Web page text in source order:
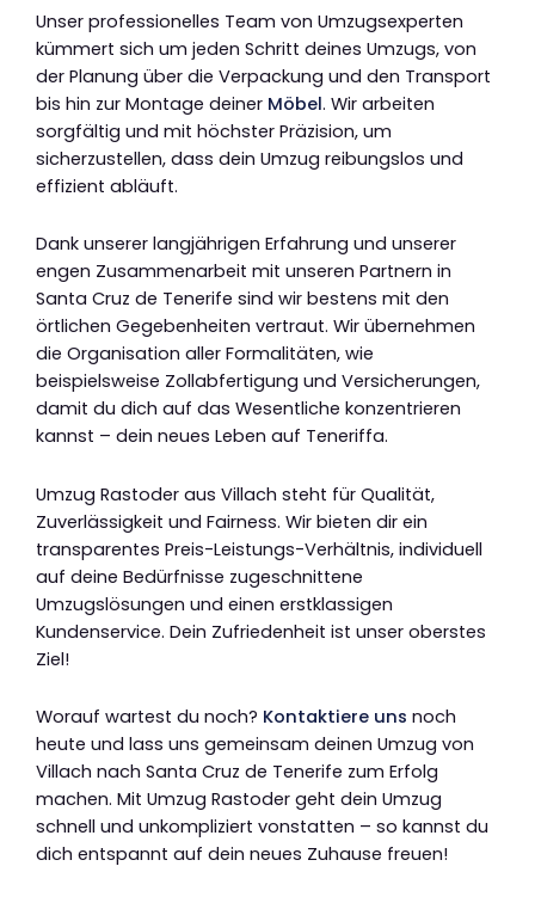
Unser professionelles Team von Umzugsexperten
kümmert sich um jeden Schritt deines Umzugs, von
der Planung über die Verpackung und den Transport
bis hin zur Montage deiner Möbel. Wir arbeiten
sorgfältig und mit höchster Präzision, um
sicherzustellen, dass dein Umzug reibungslos und
effizient abläuft.
Dank unserer langjährigen Erfahrung und unserer
engen Zusammenarbeit mit unseren Partnern in
Santa Cruz de Tenerife sind wir bestens mit den
örtlichen Gegebenheiten vertraut. Wir übernehmen
die Organisation aller Formalitäten, wie
beispielsweise Zollabfertigung und Versicherungen,
damit du dich auf das Wesentliche konzentrieren
kannst – dein neues Leben auf Teneriffa.
Umzug Rastoder aus Villach steht für Qualität,
Zuverlässigkeit und Fairness. Wir bieten dir ein
transparentes Preis-Leistungs-Verhältnis, individuell
auf deine Bedürfnisse zugeschnittene
Umzugslösungen und einen erstklassigen
Kundenservice. Dein Zufriedenheit ist unser oberstes
Ziel!
Worauf wartest du noch? Kontaktiere uns noch
heute und lass uns gemeinsam deinen Umzug von
Villach nach Santa Cruz de Tenerife zum Erfolg
machen. Mit Umzug Rastoder geht dein Umzug
schnell und unkompliziert vonstatten – so kannst du
dich entspannt auf dein neues Zuhause freuen!